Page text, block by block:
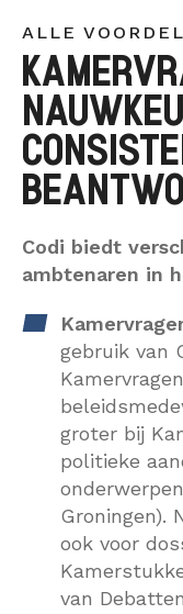
ALLE
Codi biedt
ambtenaren in
gebruik van
groter bij
politieke
Groningen).
ook voor
van